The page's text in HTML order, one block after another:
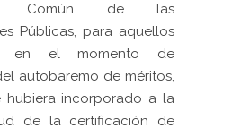
Común de las
Públicas, para aquellos
en el momento de
autobaremo de méritos,
hubiera incorporado a la
de la certificación de